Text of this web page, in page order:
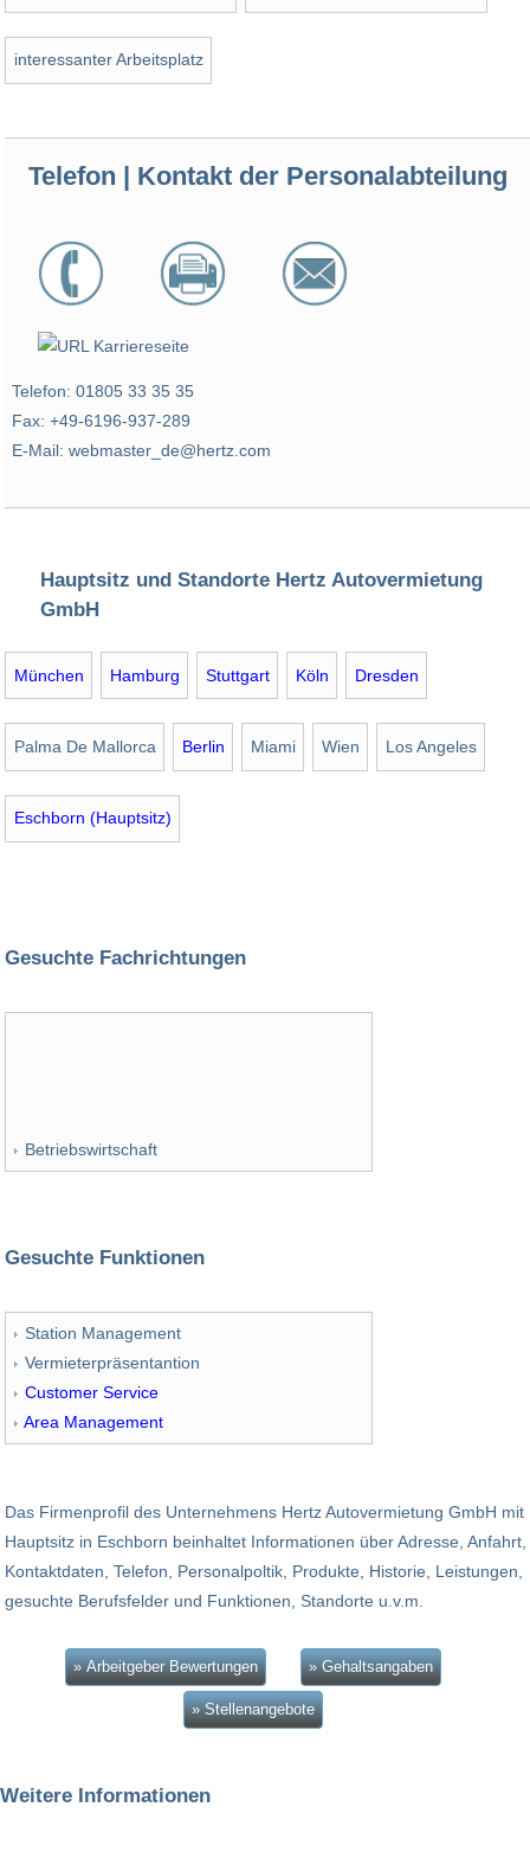
interessanter Arbeitsplatz
Telefon | Kontakt der Personalabteilung
Telefon: 01805 33 35 35
Fax: +49-6196-937-289
E-Mail: webmaster_de@hertz.com
Hauptsitz und Standorte Hertz Autovermietung
GmbH
München Hamburg Stuttgart Köln Dresden
Palma De Mallorca Berlin Miami Wien Los Angeles
Eschborn (Hauptsitz)
Gesuchte Fachrichtungen
Betriebswirtschaft
Gesuchte Funktionen
Station Management
Vermieterpräsentantion
Customer Service
Area Management
Das Firmenprofil des Unternehmens Hertz Autovermietung GmbH mit
Hauptsitz in Eschborn beinhaltet Informationen über Adresse, Anfahrt,
Kontaktdaten, Telefon, Personalpoltik, Produkte, Historie, Leistungen,
gesuchte Berufsfelder und Funktionen, Standorte u.v.m.
» Arbeitgeber Bewertungen » Gehaltsangaben
» Stellenangebote
Weitere Informationen